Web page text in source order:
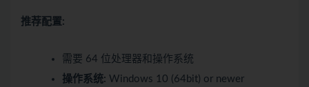
推荐配置:
需要 64 位处理器和操作系统
操作系统: Windows 10 (64bit) or newer